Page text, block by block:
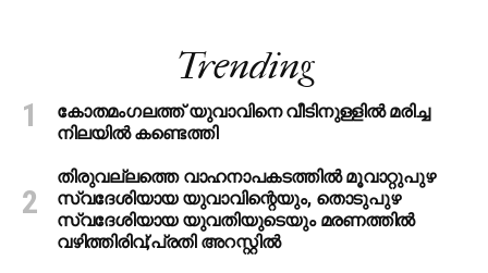
Trending
കോതമംഗലത്ത് യുവാവിനെ വീടിനുള്ളിൽ മരിച്ച
നിലയിൽ കണ്ടെത്തി
തിരുവല്ലത്തെ വാഹനാപകടത്തില്‍ മൂവാറ്റുപുഴ
സ്വദേശിയായ യുവാവിന്റെയും, തൊടുപുഴ
സ്വദേശിയായ യുവതിയുടെയും മരണത്തില്‍
വഴിത്തിരിവ്;പ്രതി അറസ്റ്റില്‍